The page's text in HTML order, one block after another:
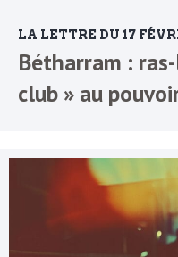
LA LETTRE DU 17
Bétharram :
club » au